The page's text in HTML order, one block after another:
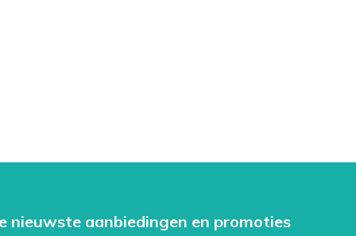
nieuwste aanbiedingen en promoties